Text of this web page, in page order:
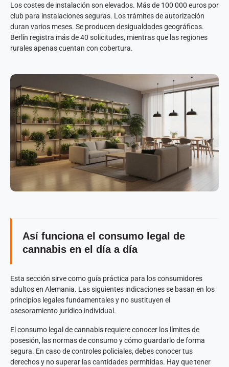
Los costes de instalación son elevados. Más de 100 000 euros por
club para instalaciones seguras. Los trámites de autorización
duran varios meses. Se producen desigualdades geográficas.
Berlín registra más de 40 solicitudes, mientras que las regiones
rurales apenas cuentan con cobertura.
Así funciona el consumo legal de
cannabis en el día a día
Esta sección sirve como guía práctica para los consumidores
adultos en Alemania. Las siguientes indicaciones se basan en los
principios legales fundamentales y no sustituyen el
asesoramiento jurídico individual.
El consumo legal de cannabis requiere conocer los límites de
posesión, las normas de consumo y cómo guardarlo de forma
segura. En caso de controles policiales, debes conocer tus
derechos y no superar las cantidades permitidas. Hay que tener